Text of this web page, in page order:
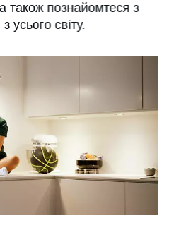
також познайомтеся з
з усього світу.